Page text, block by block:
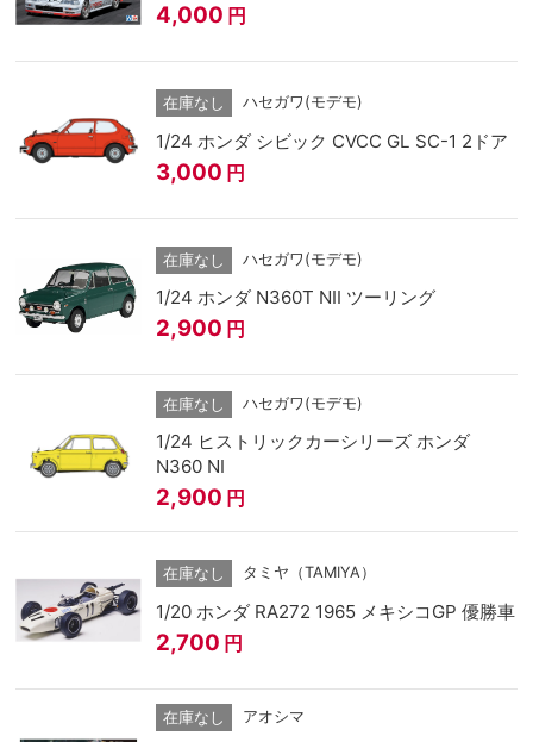
4,000 円
在庫なし ハセガワ(モデモ)
1/24 ホンダ シビック CVCC GL SC-1 2ドア
3,000 円
在庫なし ハセガワ(モデモ)
1/24 ホンダ N360T NII ツーリング
2,900 円
在庫なし ハセガワ(モデモ)
1/24 ヒストリックカーシリーズ ホンダ
N360 NI
2,900 円
在庫なし タミヤ（TAMIYA）
1/20 ホンダ RA272 1965 メキシコGP 優勝車
2,700 円
在庫なし アオシマ